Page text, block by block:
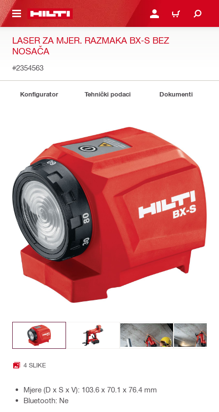
GLAVNI SADRŽAJ PRIJAVI SE ILI SE
KOŠARICA
LASER ZA MJER. RAZMAKA BX-S BEZ
NOSAČA
#2354563
Konfigurator Tehnički podaci Dokumenti
4 SLIKE
Mjere (D x Š x V): 103.6 x 70.1 x 76.4 mm
Bluetooth: Ne